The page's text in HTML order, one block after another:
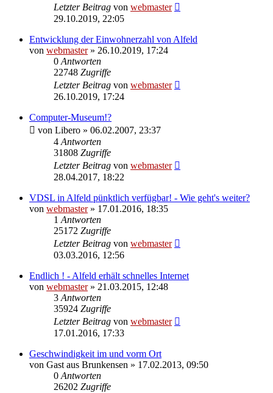
Letzter Beitrag von webmaster
29.10.2019, 22:05
Entwicklung der Einwohnerzahl von Alfeld
von webmaster» 26.10.2019, 17:24
0 Antworten
22748 Zugriffe
Letzter Beitrag von webmaster
26.10.2019, 17:24
Computer-Museum!?
von Libero » 06.02.2007, 23:37
4 Antworten
31808 Zugriffe
Letzter Beitrag von webmaster
28.04.2017, 18:22
VDSL in Alfeld pünktlich verfügbar! - Wie geht's weiter?
von webmaster» 17.01.2016, 18:35
1 Antworten
25172 Zugriffe
Letzter Beitrag von webmaster
03.03.2016, 12:56
Endlich ! - Alfeld erhält schnelles Internet
von webmaster» 21.03.2015, 12:48
3 Antworten
35924 Zugriffe
Letzter Beitrag von webmaster
17.01.2016, 17:33
Geschwindigkeit im und vorm Ort
von Gast aus Brunkensen » 17.02.2013, 09:50
0 Antworten
26202 Zugriffe